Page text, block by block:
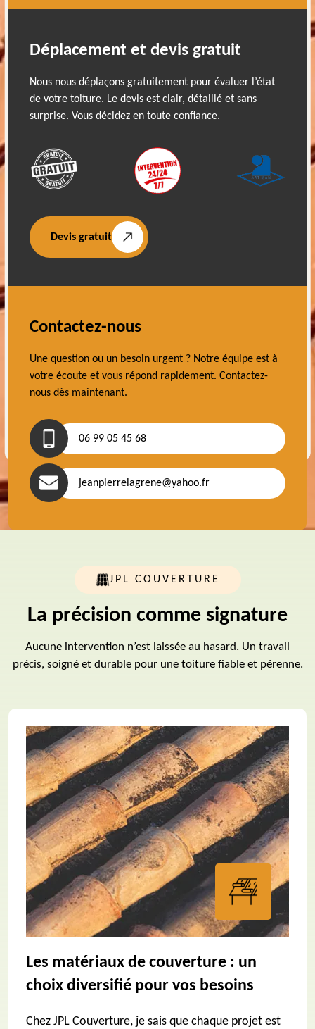
Déplacement et devis gratuit
Nous nous déplaçons gratuitement pour évaluer l’état
de votre toiture. Le devis est clair, détaillé et sans
surprise. Vous décidez en toute confiance.
Devis gratuit
Contactez-nous
Une question ou un besoin urgent ? Notre équipe est à
votre écoute et vous répond rapidement. Contactez-
nous dès maintenant.
06 99 05 45 68
jeanpierrelagrene@yahoo.fr
JPL COUVERTURE
La précision comme signature
Aucune intervention n’est laissée au hasard. Un travail
précis, soigné et durable pour une toiture fiable et pérenne.
Les matériaux de couverture : un
choix diversifié pour vos besoins
Chez JPL Couverture, je sais que chaque projet est